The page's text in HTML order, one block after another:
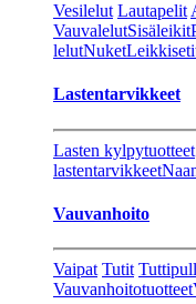
Vesilelut Lautapelit
VauvalelutSisäleikit
lelutNuket
Lastentarvikkeet
Lasten kylpytuotteet
lastentarvikkeet
Vauvanhoito
Vaipat Tutit
Vauvanhoitotuotteet